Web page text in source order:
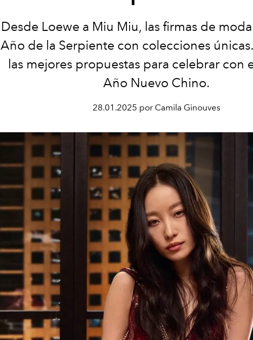
Desde Loewe a Miu Miu, las firmas de
Año de la Serpiente con colecciones
las mejores propuestas para celebrar con
Año Nuevo Chino.
28.01.2025 por Camila Ginouves